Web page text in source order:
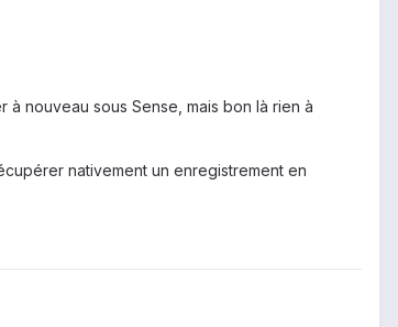
nouveau sous Sense, mais bon là rien à
nativement un enregistrement en